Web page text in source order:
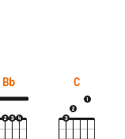
Bb C